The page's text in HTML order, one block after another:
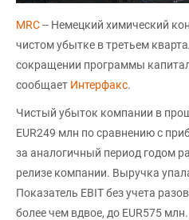
MRC-- Немецкий химический
чистом убытке в третьем
сокращении программы
сообщает Интерфакс.
Чистый убыток компании в
EUR249 млн по сравнению с
за аналогичный период годом
релизе компании. Выручка
Показатель EBIT без учета
более чем вдвое, до EUR575 млн.